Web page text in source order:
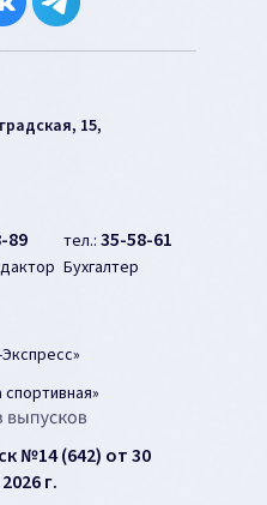
15,
89 тел.: 35-58-61
Бухгалтер
спортивная»
№14 (642) от 30
г.